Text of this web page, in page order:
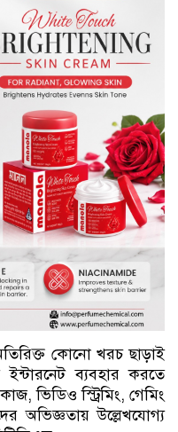
কোনো খরচ ছাড়াই
ব্যবহার করতে
ভিডিও স্ট্রিমিং, গেমিং
অভিজ্ঞতায় উল্লেখযোগ্য